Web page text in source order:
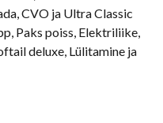
CVO ja Ultra Classic
Paks poiss, Elektriliike,
deluxe, Lülitamine ja